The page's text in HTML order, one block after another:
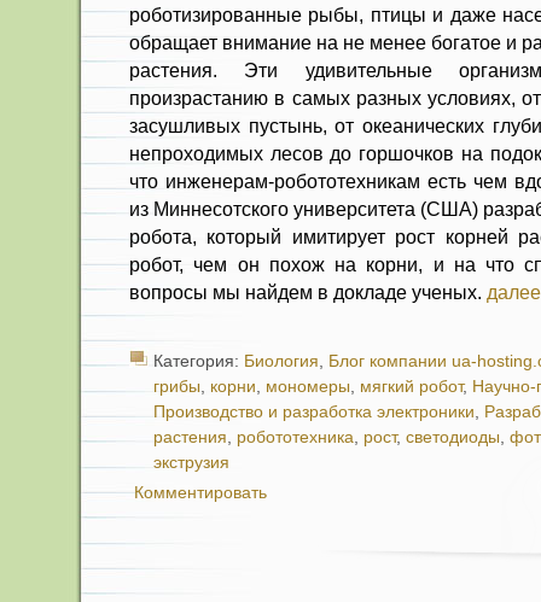
роботизированные рыбы, птицы и даже
обращает внимание на не менее богатое и
растения. Эти удивительные
произрастанию в самых разных условиях,
засушливых пустынь, от океанических
непроходимых лесов до горшочков на
что инженерам-робототехникам есть чем
из Миннесотского университета (США)
робота, который имитирует рост корней
робот, чем он похож на корни, и на что
вопросы мы найдем в докладе ученых.
Категория: Биология, Блог компании ua-
грибы, корни, мономеры, мягкий робот, Научно-
Производство и разработка электроники,
растения, робототехника, рост, светодиоды,
экструзия
Комментировать